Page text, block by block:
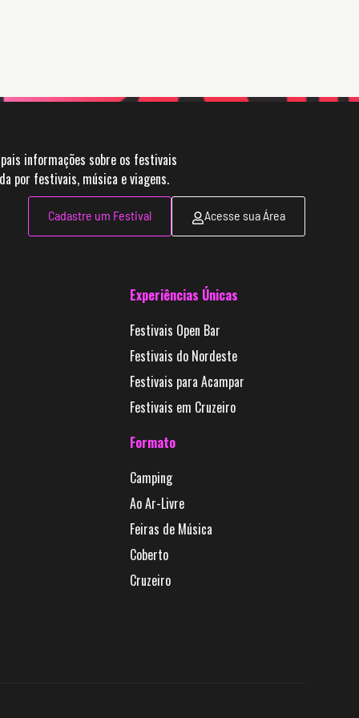
informações sobre os festivais
por festivais, música e viagens.
Cadastre um Festival Acesse sua Área
Experiências Únicas
Festivais Open Bar
Festivais do Nordeste
Festivais para Acampar
Festivais em Cruzeiro
Formato
Camping
Ao Ar-Livre
Feiras de Música
Coberto
Cruzeiro